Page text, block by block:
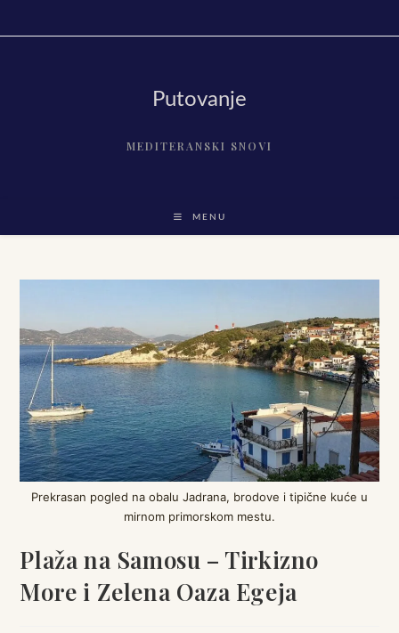
Putovanje
MEDITERANSKI SNOVI
MENU
Prekrasan pogled na obalu Jadrana, brodove i tipične kuće u
mirnom primorskom mestu.
Plaža na Samosu – Tirkizno
More i Zelena Oaza Egeja